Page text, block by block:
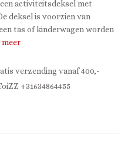
activiteitsdeksel met
deksel is voorzien van
tas of kinderwagen worden
meer
verzending vanaf 400,-
+31634864455